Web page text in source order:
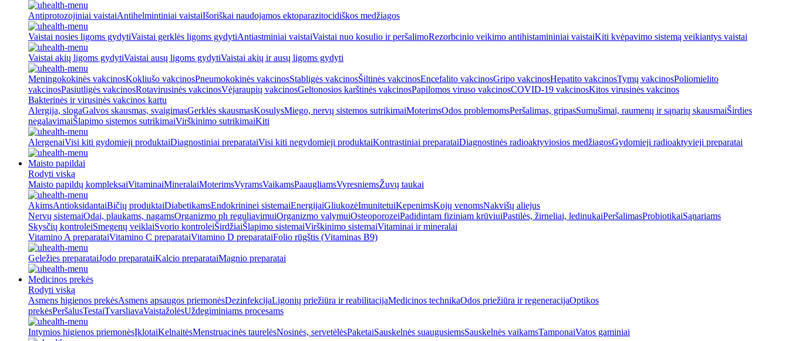
Antiprotozojiniai vaistaiAntihelmintiniai vaistaiIšoriškai naudojamos ektoparazitocidiškos medžiagos
Vaistai nosies ligoms gydytiVaistai gerklės ligoms gydytiAntiastminiai vaistaiVaistai nuo kosulio ir peršalimoRezorbcinio veikimo antihistamininiai vaistaiKiti kvėpavimo sistemą veikiantys vaistai
Vaistai akių ligoms gydytiVaistai ausų ligoms gydytiVaistai akių ir ausų ligoms gydyti
Meningokokinės vakcinosKokliušo vakcinosPneumokokinės vakcinosStabligės vakcinosŠiltinės vakcinosEncefalito vakcinosGripo vakcinosHepatito vakcinosTymų vakcinosPoliomielito
vakcinosPasiutligės vakcinosRotavirusinės vakcinosVėjaraupių vakcinosGeltonosios karštinės vakcinosPapilomos viruso vakcinosCOVID-19 vakcinosKitos virusinės vakcinos
Bakterinės ir virusinės vakcinos kartu
Alergija, slogaGalvos skausmas, svaigimasGerklės skausmasKosulysMiego, nervų sistemos sutrikimaiMoterimsOdos problemomsPeršalimas, gripasSumušimai, raumenų ir sąnarių skausmaiŠirdies
negalavimaiŠlapimo sistemos sutrikimaiVirškinimo sutrikimaiKiti
AlergenaiVisi kiti gydomieji produktaiDiagnostiniai preparataiVisi kiti negydomieji produktaiKontrastiniai preparataiDiagnostinės radioaktyviosios medžiagosGydomieji radioaktyvieji preparatai
Maisto papildai
Rodyti viską
Maisto papildų kompleksaiVitaminaiMineralaiMoterimsVyramsVaikamsPaaugliamsVyresniemsŽuvų taukai
AkimsAntioksidantaiBičių produktaiDiabetikamsEndokrininei sistemaiEnergijaiGliukozėImunitetuiKepenimsKojų venomsNakvišų aliejus
Nervų sistemaiOdai, plaukams, nagamsOrganizmo ph reguliavimuiOrganizmo valymuiOsteoporozeiPadidintam fiziniam krūviuiPastilės, žirneliai, ledinukaiPeršalimasProbiotikaiSąnariams
Skysčių kontroleiSmegenų veiklaiSvorio kontroleiŠirdžiaiŠlapimo sistemaiVirškinimo sistemaiVitaminai ir mineralai
Vitamino A preparataiVitamino C preparataiVitamino D preparataiFolio rūgštis (Vitaminas B9)
Geležies preparataiJodo preparataiKalcio preparataiMagnio preparatai
Medicinos prekės
Rodyti viską
Asmens higienos prekėsAsmens apsaugos priemonėsDezinfekcijaLigonių priežiūra ir reabilitacijaMedicinos technikaOdos priežiūra ir regeneracijaOptikos
prekėsPeršalusTestaiTvarsliavaVaistažolėsUždegiminiams procesams
Intymios higienos priemonėsĮklotaiKelnaitėsMenstruacinės taurelėsNosinės, servetėlėsPaketaiSauskelnės suaugusiemsSauskelnės vaikamsTamponaiVatos gaminiai